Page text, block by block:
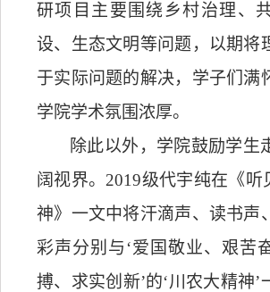
研项目主要围绕乡村治理、
设、生态文明等问题，以期将
于实际问题的解决，学子们满
学院学术氛围浓厚。
除此以外，学院鼓励学生
阔视界。 2019级代宇纯在《听
神》一文中将汗滴声、读书声
彩声分别与‘爱国敬业、艰苦
搏、求实创新’的‘川农大精神’